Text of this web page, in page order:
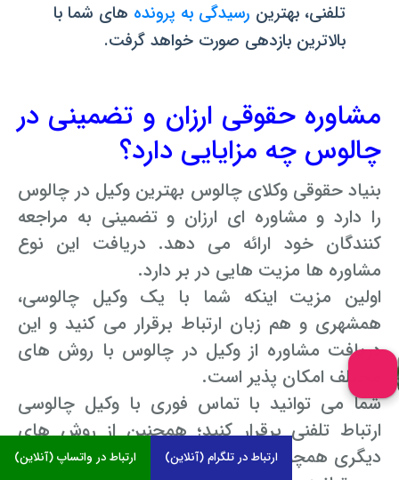
تلفنی، بهترین رسیدگی به پرونده های شما با
بالاترین بازدهی صورت خواهد گرفت.
مشاوره حقوقی ارزان و تضمینی در
چالوس چه مزایایی دارد؟
بنیاد حقوقی وکلای چالوس بهترین وکیل در چالوس
را دارد و مشاوره ای ارزان و تضمینی به مراجعه
کنندگان خود ارائه می دهد. دریافت این نوع
مشاوره ها مزیت هایی در بر دارد.
اولین مزیت اینکه شما با یک وکیل چالوسی،
همشهری و هم زبان ارتباط برقرار می کنید و این
دریافت مشاوره از وکیل در چالوس با روش های
مختلف امکان پذیر است.
شما می توانید با تماس فوری با وکیل چالوسی
ارتباط تلفنی برقرار کنید؛ همچنین از روش های
دیگری همچون آنلاین وتنظیم ملاقات حضورینیز
ارتباط در واتساپ (آنلاین) ارتباط در تلگرام (آنلاین)